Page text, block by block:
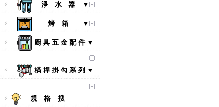
淨 水 器 ▼
烤 箱 ▼
廚 具 五 金 配 件 ▼
橫 桿 掛 勾 系 列 ▼
規 格 搜